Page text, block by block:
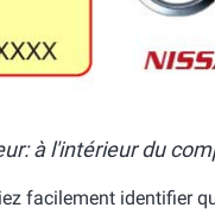
à l'intérieur du
facilement identifier